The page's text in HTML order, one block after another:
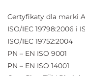
Certyfikaty dla marki
ISO/IEC 19798:2006 i
ISO/IEC 19752:2004
PN – EN ISO 9001
PN – EN ISO 14001